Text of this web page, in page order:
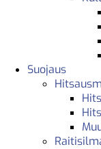
Suojaus